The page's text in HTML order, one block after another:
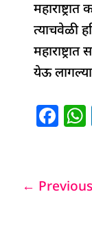
त्याचवेळी
येऊ
F
e
←